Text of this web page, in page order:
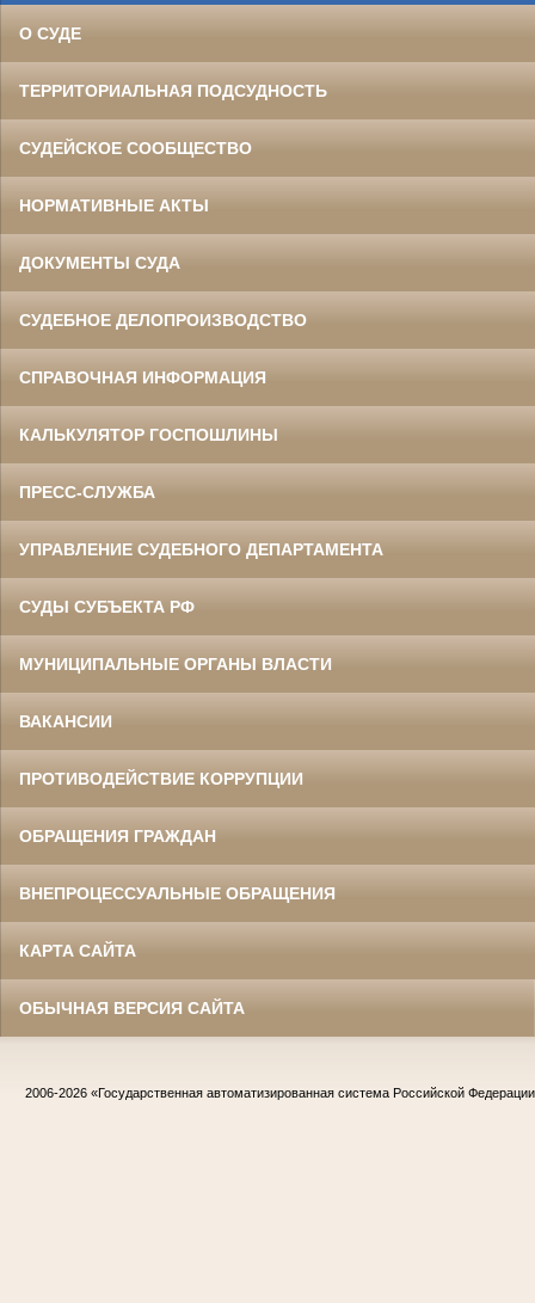
О СУДЕ
ТЕРРИТОРИАЛЬНАЯ ПОДСУДНОСТЬ
СУДЕЙСКОЕ СООБЩЕСТВО
НОРМАТИВНЫЕ АКТЫ
ДОКУМЕНТЫ СУДА
СУДЕБНОЕ ДЕЛОПРОИЗВОДСТВО
СПРАВОЧНАЯ ИНФОРМАЦИЯ
КАЛЬКУЛЯТОР ГОСПОШЛИНЫ
ПРЕСС-СЛУЖБА
УПРАВЛЕНИЕ СУДЕБНОГО ДЕПАРТАМЕНТА
СУДЫ СУБЪЕКТА РФ
МУНИЦИПАЛЬНЫЕ ОРГАНЫ ВЛАСТИ
ВАКАНСИИ
ПРОТИВОДЕЙСТВИЕ КОРРУПЦИИ
ОБРАЩЕНИЯ ГРАЖДАН
ВНЕПРОЦЕССУАЛЬНЫЕ ОБРАЩЕНИЯ
КАРТА САЙТА
ОБЫЧНАЯ ВЕРСИЯ САЙТА
2006-2026 «Государственная автоматизированная система Российской